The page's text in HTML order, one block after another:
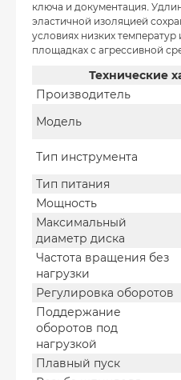
ключа и документация.
эластичной изоляцией
условиях низких температур
площадках с агрессивной
Технические
Производитель
Модель
Тип инструмента
Тип питания
Мощность
Максимальный
диаметр диска
Частота вращения без
нагрузки
Регулировка оборотов
Поддержание
оборотов под
нагрузкой
Плавный пуск